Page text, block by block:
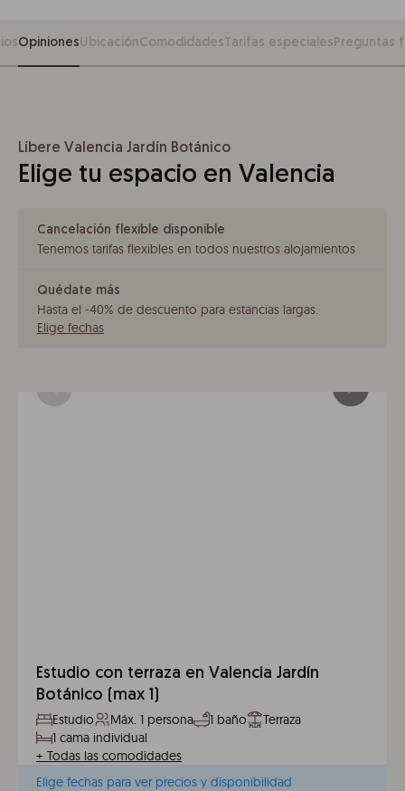
OpinionesUbicaciónComodidades Tarifas especialesPreguntas
Líbere Valencia Jardín Botánico
Elige tu espacio en Valencia
Cancelación flexible disponible
Tenemos tarifas flexibles en todos nuestros alojamientos
Quédate más
Hasta el -40% de descuento para estancias largas.
Elige fechas
Estudio con terraza en Valencia Jardín
Botánico (max 1)
Estudio Máx. 1 persona 1 baño
Terraza
1 cama individual
+ Todas las comodidades
Elige fechas para ver precios y disponibilidad